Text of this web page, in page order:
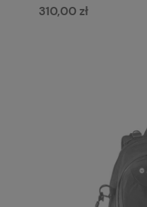
310,00 zł